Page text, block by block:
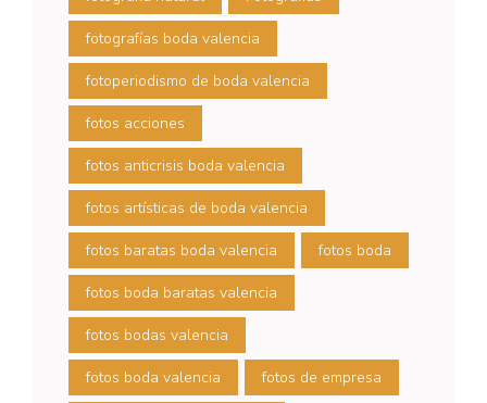
fotografías boda valencia
fotoperiodismo de boda valencia
fotos acciones
fotos anticrisis boda valencia
fotos artísticas de boda valencia
fotos baratas boda valencia fotos boda
fotos boda baratas valencia
fotos bodas valencia
fotos boda valencia fotos de empresa